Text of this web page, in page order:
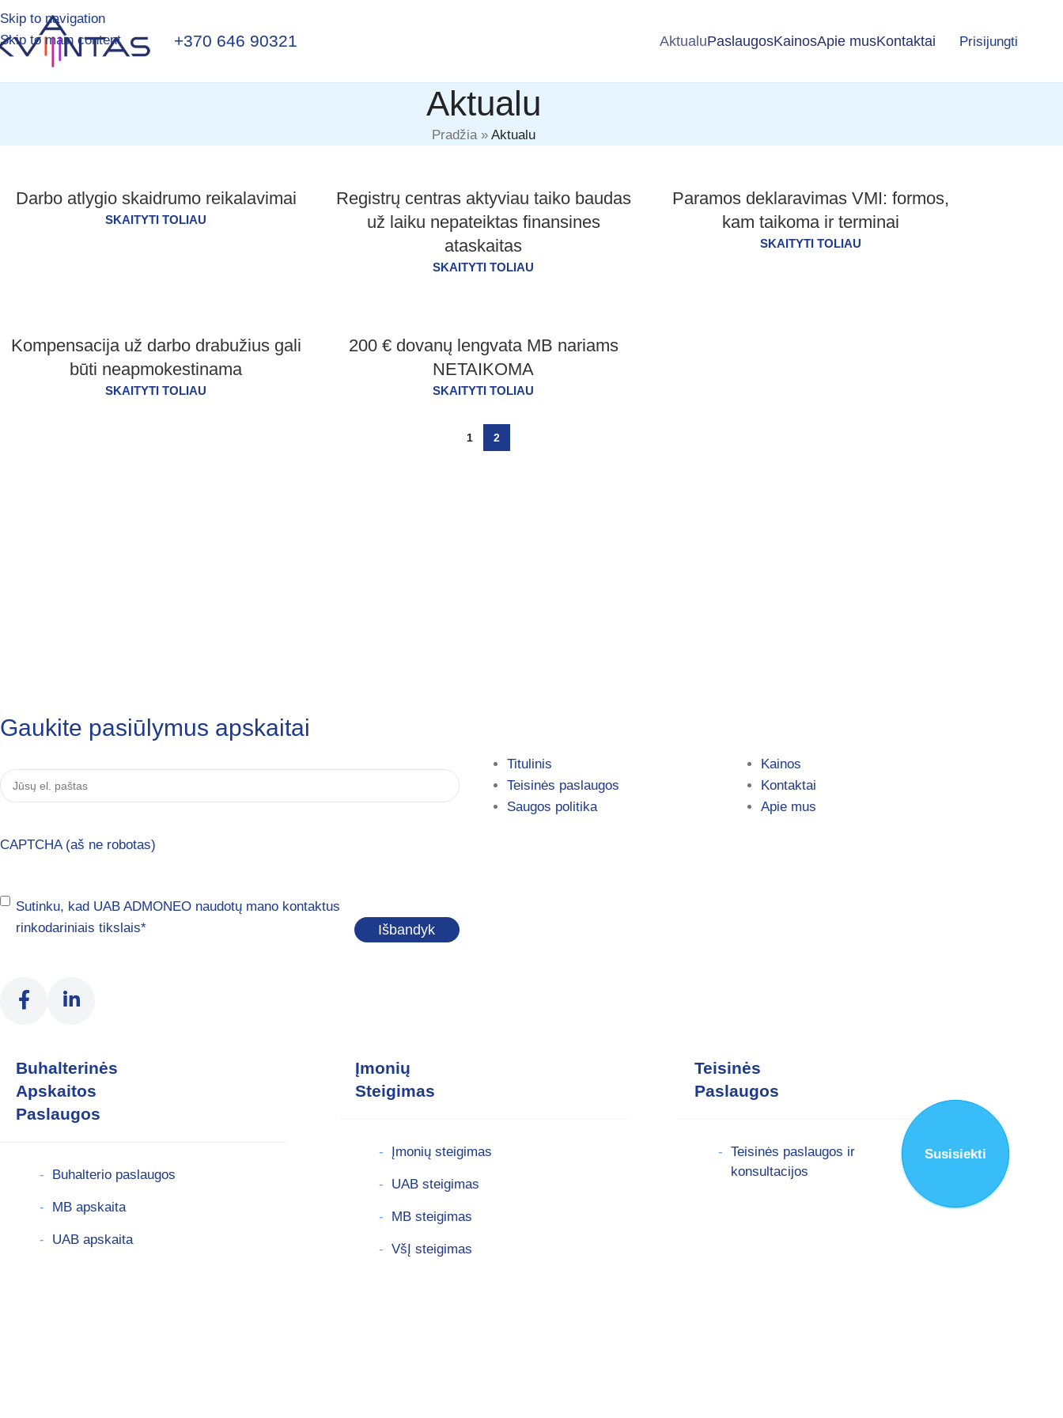
Skip to navigation
Skip to main content
+370 646 90321 AktualuPaslaugosKainosApie musKontaktai Prisijungti
Aktualu
Pradžia» Aktualu
Darbo atlygio skaidrumo reikalavimai
SKAITYTI TOLIAU
Registrų centras aktyviau taiko baudas
už laiku nepateiktas finansines
ataskaitas
SKAITYTI TOLIAU
Paramos deklaravimas VMI: formos,
kam taikoma ir terminai
SKAITYTI TOLIAU
Kompensacija už darbo drabužius gali
būti neapmokestinama
SKAITYTI TOLIAU
200 € dovanų lengvata MB nariams
NETAIKOMA
SKAITYTI TOLIAU
1 2
Gaukite pasiūlymus apskaitai
Jūsų
el.
CAPTCHA (aš ne robotas)
Sutikimas*
Sutinku, kad UAB ADMONEO naudotų mano kontaktus
rinkodariniais tikslais*
Titulinis
Teisinės paslaugos
Saugos politika
Kainos
Kontaktai
Apie mus
Buhalterinės
Apskaitos
Paslaugos
Buhalterio paslaugos
MB apskaita
UAB apskaita
Įmonių
Steigimas
Įmonių steigimas
UAB steigimas
MB steigimas
VšĮ steigimas
Teisinės
Paslaugos
Teisinės paslaugos ir
konsultacijos
Susisiekti